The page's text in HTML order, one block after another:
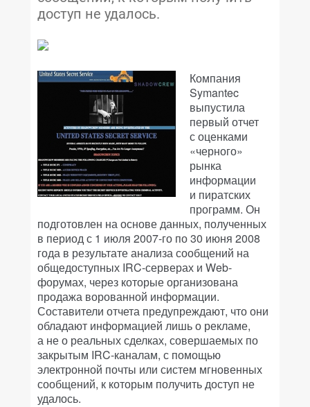
доступ не удалось.
Компания
Symantec
выпустила
первый отчет
с оценками
«черного»
рынка
информации
и пиратских
программ. Он
подготовлен на основе данных, полученных
в период с 1 июля 2007-го по 30 июня 2008
года в результате анализа сообщений на
общедоступных IRC-серверах и Web-
форумах, через которые организована
продажа ворованной информации.
Составители отчета предупреждают, что они
обладают информацией лишь о рекламе,
а не о реальных сделках, совершаемых по
закрытым IRC-каналам, с помощью
электронной почты или систем мгновенных
сообщений, к которым получить доступ не
удалось.